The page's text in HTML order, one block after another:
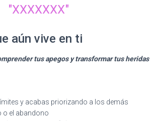
"XXXXXXX"
aún vive en ti
tus apegos y transformar tus heridas
y acabas priorizando a los demás
o el abandono